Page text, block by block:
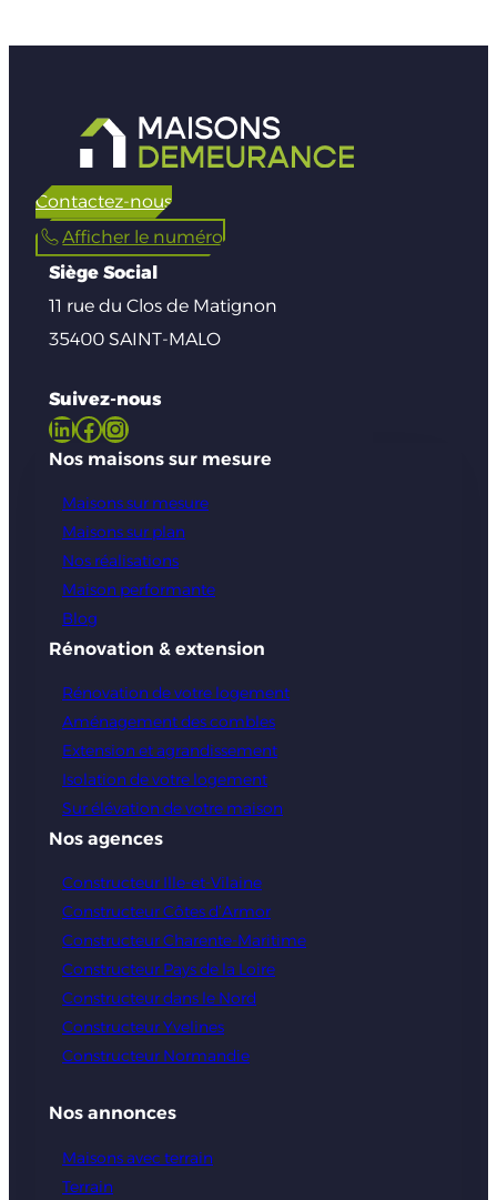
Contactez-nous
Afficher le numéro
Siège Social
11 rue du Clos de Matignon
35400 SAINT-MALO
Suivez-nous
LinkedIn Facebook Instagram
Nos maisons sur mesure
Maisons sur mesure
Maisons sur plan
Nos réalisations
Maison performante
Blog
Rénovation & extension
Rénovation de votre logement
Aménagement des combles
Extension et agrandissement
Isolation de votre logement
Sur élévation de votre maison
Nos agences
Constructeur Ille-et-Vilaine
Constructeur Côtes d’Armor
Constructeur Charente-Maritime
Constructeur Pays de la Loire
Constructeur dans le Nord
Constructeur Yvelines
Constructeur Normandie
Nos annonces
Maisons avec terrain
Terrain